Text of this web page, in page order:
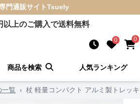
門通販サイトTsuely
以上のご購入で送料無料
0 0
商品を検索 人気ランキング
一覧 › 杖 軽量コンパクト アルミ製トレッ